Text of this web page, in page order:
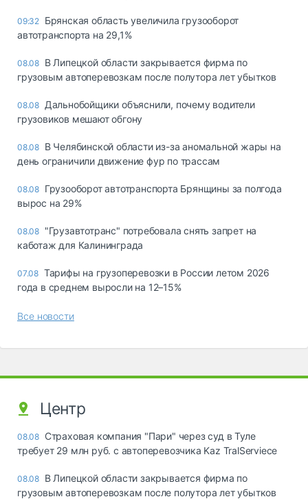
09:32 Брянская область увеличила грузооборот
автотранспорта на 29,1%
08.08 В Липецкой области закрывается фирма по
грузовым автоперевозкам после полутора лет убытков
08.08 Дальнобойщики объяснили, почему водители
грузовиков мешают обгону
08.08 В Челябинской области из-за аномальной жары на
день ограничили движение фур по трассам
08.08 Грузооборот автотранспорта Брянщины за полгода
вырос на 29%
08.08 "Грузавтотранс" потребовала снять запрет на
каботаж для Калининграда
07.08 Тарифы на грузоперевозки в России летом 2026
года в среднем выросли на 12–15%
Все новости
Центр
08.08 Страховая компания "Пари" через суд в Туле
требует 29 млн руб. с автоперевозчика Kaz TralServiece
08.08 В Липецкой области закрывается фирма по
грузовым автоперевозкам после полутора лет убытков